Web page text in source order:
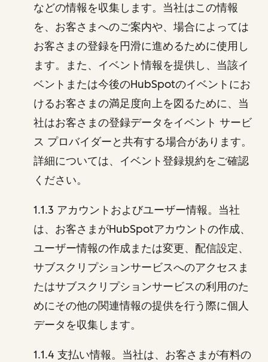
などの情報を収集します。当社はこの情報
を、お客さまへのご案内や、場合によっては
お客さまの登録を円滑に進めるために使用し
ます。また、イベント情報を提供し、当該イ
ベントまたは今後のHubSpotのイベントにお
けるお客さまの満足度向上を図るために、当
社はお客さまの登録データをイベント サービ
ス プロバイダーと共有する場合があります。
詳細については、イベント登録規約をご確認
ください。
1.1.3 アカウントおよびユーザー情報。当社
は、お客さまがHubSpotアカウントの作成、
ユーザー情報の作成または変更、配信設定、
サブスクリプションサービスへのアクセスま
たはサブスクリプションサービスの利用のた
めにその他の関連情報の提供を行う際に個人
データを収集します。
1.1.4 支払い情報。当社は、お客さまが有料の